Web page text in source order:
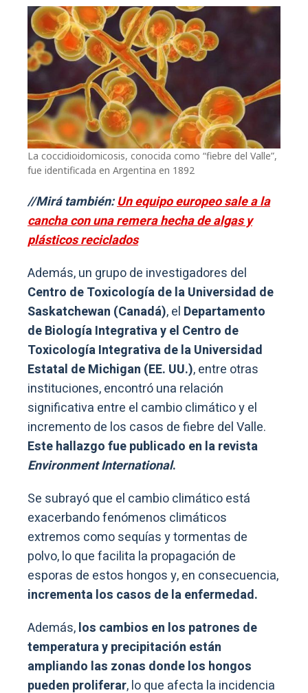
La coccidioidomicosis, conocida como “fiebre del Valle”,
fue identificada en Argentina en 1892
//Mirá también:Un equipo europeo sale a la
cancha con una remera hecha de algas y
plásticos reciclados
Además, un grupo de investigadores del
Centro de Toxicología de la Universidad de
Saskatchewan (Canadá), el Departamento
de Biología Integrativa y el Centro de
Toxicología Integrativa de la Universidad
Estatal de Michigan (EE. UU.), entre otras
instituciones, encontró una relación
significativa entre el cambio climático y el
incremento de los casos de fiebre del Valle.
Este hallazgo fue publicado en la revista
Environment International.
Se subrayó que el cambio climático está
exacerbando fenómenos climáticos
extremos como sequías y tormentas de
polvo, lo que facilita la propagación de
esporas de estos hongos y, en consecuencia,
incrementa los casos de la enfermedad.
Además,los cambios en los patrones de
temperatura y precipitación están
ampliando las zonas donde los hongos
pueden proliferar, lo que afecta la incidencia